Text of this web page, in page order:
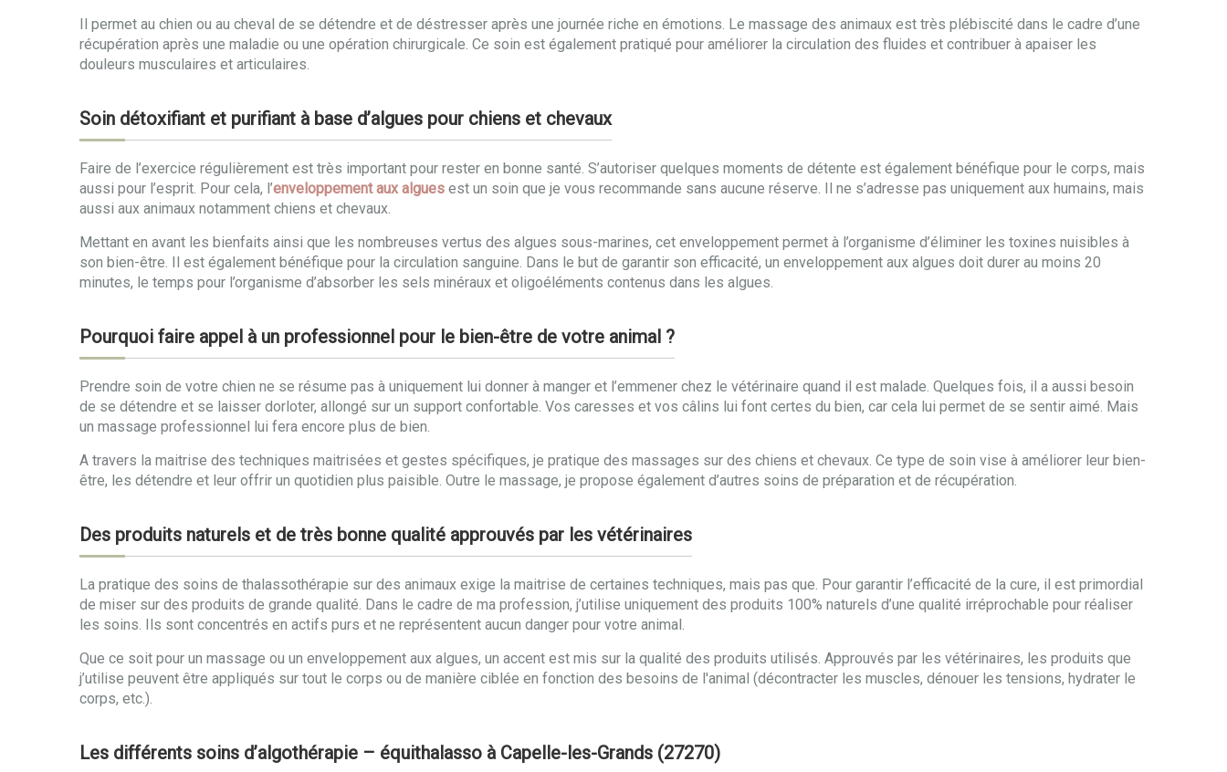
Il permet au chien ou au cheval de se détendre et de déstresser après une journée riche en émotions. Le massage des animaux est très plébiscité dans le cadre d’une
récupération après une maladie ou une opération chirurgicale. Ce soin est également pratiqué pour améliorer la circulation des fluides et contribuer à apaiser les
douleurs musculaires et articulaires.
Soin détoxifiant et purifiant à base d’algues pour chiens et chevaux
Faire de l’exercice régulièrement est très important pour rester en bonne santé. S’autoriser quelques moments de détente est également bénéfique pour le corps, mais
aussi pour l’esprit. Pour cela, l’enveloppement aux algues est un soin que je vous recommande sans aucune réserve. Il ne s’adresse pas uniquement aux humains, mais
aussi aux animaux notamment chiens et chevaux.
Mettant en avant les bienfaits ainsi que les nombreuses vertus des algues sous-marines, cet enveloppement permet à l’organisme d’éliminer les toxines nuisibles à
son bien-être. Il est également bénéfique pour la circulation sanguine. Dans le but de garantir son efficacité, un enveloppement aux algues doit durer au moins 20
minutes, le temps pour l’organisme d’absorber les sels minéraux et oligoéléments contenus dans les algues.
Pourquoi faire appel à un professionnel pour le bien-être de votre animal ?
Prendre soin de votre chien ne se résume pas à uniquement lui donner à manger et l’emmener chez le vétérinaire quand il est malade. Quelques fois, il a aussi besoin
de se détendre et se laisser dorloter, allongé sur un support confortable. Vos caresses et vos câlins lui font certes du bien, car cela lui permet de se sentir aimé. Mais
un massage professionnel lui fera encore plus de bien.
A travers la maitrise des techniques maitrisées et gestes spécifiques, je pratique des massages sur des chiens et chevaux. Ce type de soin vise à améliorer leur bien-
être, les détendre et leur offrir un quotidien plus paisible. Outre le massage, je propose également d’autres soins de préparation et de récupération.
Des produits naturels et de très bonne qualité approuvés par les vétérinaires
La pratique des soins de thalassothérapie sur des animaux exige la maitrise de certaines techniques, mais pas que. Pour garantir l’efficacité de la cure, il est primordial
de miser sur des produits de grande qualité. Dans le cadre de ma profession, j’utilise uniquement des produits 100% naturels d’une qualité irréprochable pour réaliser
les soins. Ils sont concentrés en actifs purs et ne représentent aucun danger pour votre animal.
Que ce soit pour un massage ou un enveloppement aux algues, un accent est mis sur la qualité des produits utilisés. Approuvés par les vétérinaires, les produits que
j’utilise peuvent être appliqués sur tout le corps ou de manière ciblée en fonction des besoins de l'animal (décontracter les muscles, dénouer les tensions, hydrater le
corps, etc.).
Les différents soins d’algothérapie – équithalasso à Capelle-les-Grands (27270)